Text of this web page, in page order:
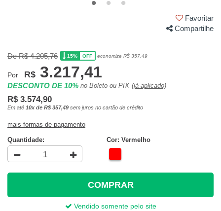
Favoritar
Compartilhe
De R$ 4.205,76 15% OFF economize R$ 357,49
Por R$ 3.217,41
DESCONTO DE 10% no Boleto ou PIX (já aplicado)
R$ 3.574,90
Em até 10x de R$ 357,49 sem juros no cartão de crédito
mais formas de pagamento
Quantidade: Cor: Vermelho
COMPRAR
Vendido somente pelo site